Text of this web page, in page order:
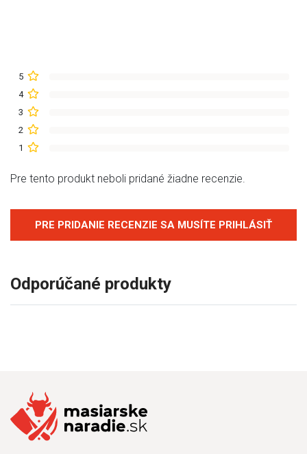
5
4
3
2
1
Pre tento produkt neboli pridané žiadne recenzie.
PRE PRIDANIE RECENZIE SA MUSÍTE PRIHLÁSIŤ
Odporúčané produkty